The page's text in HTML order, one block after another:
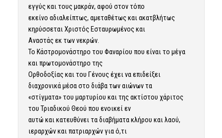
εγγύς και τους μακράν, αφού στον τόπο
εκείνο αδιαλείπτως, αμεταθέτως και ακατβλήτως
κηρύσσεται Χριστός Εσταυρωμένος και
Αναστάς εκ των νεκρών.
Το Κάστρομονάστηρο του Φαναρίου που είναι το μέγα
και πρωτομονάστηρο της
Ορθοδοξίας και του Γένους έχει να επιδείξει
διαχρονικά μέσα στο διάβα των αιώνων τα
«στίγματα» του μαρτυρίου και της ακτίστου χάριτος
του Τριαδικού Θεού που ενοικεί εν
αυτώ και κατευθύνει τα διαβήματα κλήρου και λαού,
ιεραρχών και πατριαρχών για ό,τι